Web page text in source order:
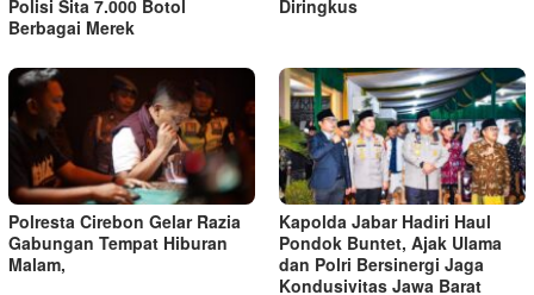
Polisi Sita 7.000 Botol
Berbagai Merek
Diringkus
Polresta Cirebon Gelar Razia
Gabungan Tempat Hiburan
Malam,
Kapolda Jabar Hadiri Haul
Pondok Buntet, Ajak Ulama
dan Polri Bersinergi Jaga
Kondusivitas Jawa Barat